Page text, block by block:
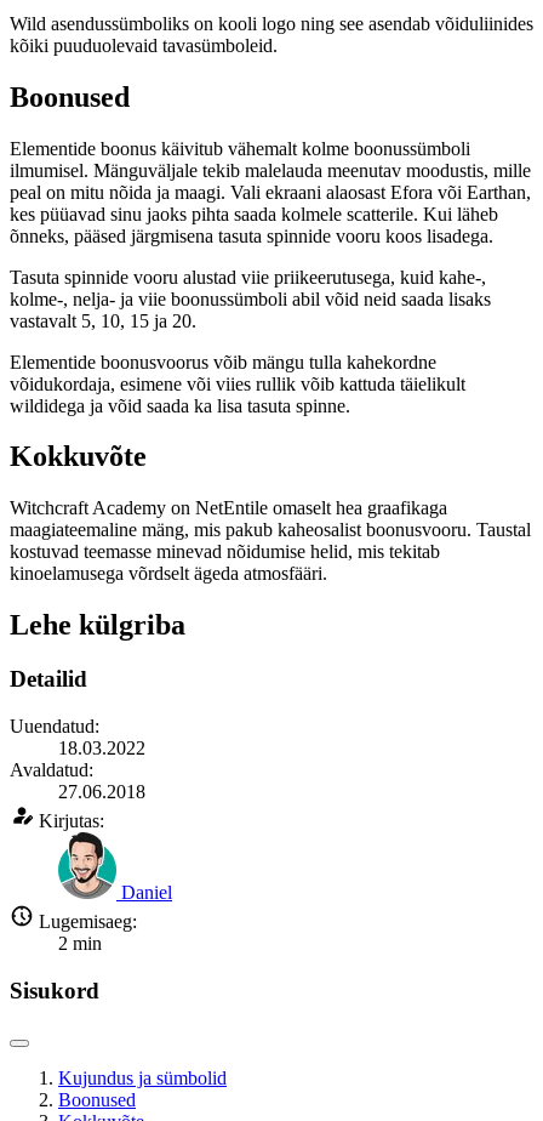
Wild asendussümboliks on kooli logo ning see asendab võiduliinides
kõiki puuduolevaid tavasümboleid.
Boonused
Elementide boonus käivitub vähemalt kolme boonussümboli
ilmumisel. Mänguväljale tekib malelauda meenutav moodustis, mille
peal on mitu nõida ja maagi. Vali ekraani alaosast Efora või Earthan,
kes püüavad sinu jaoks pihta saada kolmele scatterile. Kui läheb
õnneks, pääsed järgmisena tasuta spinnide vooru koos lisadega.
Tasuta spinnide vooru alustad viie priikeerutusega, kuid kahe-,
kolme-, nelja- ja viie boonussümboli abil võid neid saada lisaks
vastavalt 5, 10, 15 ja 20.
Elementide boonusvoorus võib mängu tulla kahekordne
võidukordaja, esimene või viies rullik võib kattuda täielikult
wildidega ja võid saada ka lisa tasuta spinne.
Kokkuvõte
Witchcraft Academy on NetEntile omaselt hea graafikaga
maagiateemaline mäng, mis pakub kaheosalist boonusvooru. Taustal
kostuvad teemasse minevad nõidumise helid, mis tekitab
kinoelamusega võrdselt ägeda atmosfääri.
Lehe külgriba
Detailid
Uuendatud:
18.03.2022
Avaldatud:
27.06.2018
Kirjutas:
Daniel
Lugemisaeg:
2 min
Sisukord
Kujundus ja sümbolid
Boonused